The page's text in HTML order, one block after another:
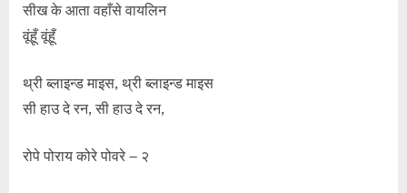
सीख के आता वहाँसे वायलिन
वूंहूँ वूंहूँ
थ्री ब्लाइन्ड माइस, थ्री ब्लाइन्ड माइस
सी हाउ दे रन, सी हाउ दे रन,
रोपे पोराय कोरे पोवरे – २